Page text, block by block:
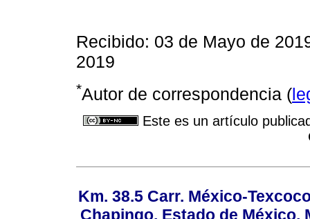
Recibido: 03 de Mayo de
2019
*Autor de correspondencia (
Este es un artículo
Km. 38.5 Carr. México-
Chapingo, Estado de México,